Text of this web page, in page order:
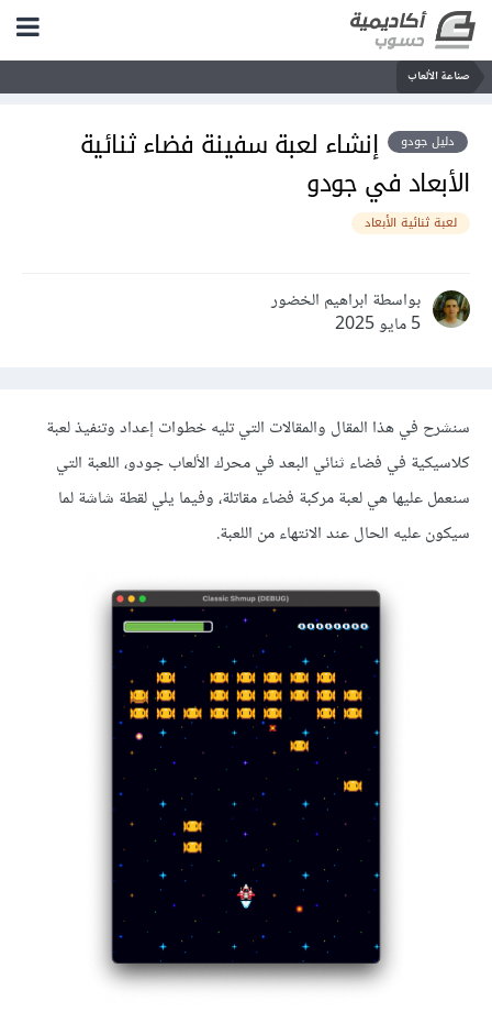
صناعة الألعاب
دليل جودو
إنشاء لعبة سفينة فضاء ثنائية
الأبعاد في جودو
لعبة ثنائية الأبعاد
بواسطة ابراهيم الخضور
5 مايو 2025
سنشرح في هذا المقال والمقالات التي تليه خطوات إعداد وتنفيذ لعبة
كلاسيكية في فضاء ثنائي البعد في محرك الألعاب جودو، اللعبة التي
سنعمل عليها هي لعبة مركبة فضاء مقاتلة، وفيما يلي لقطة شاشة لما
سيكون عليه الحال عند الانتهاء من اللعبة.